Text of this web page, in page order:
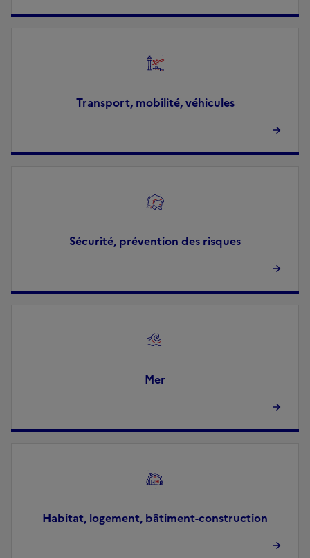
Transport, mobilité, véhicules
Image
Sécurité, prévention des risques
Image
Mer
Image
Habitat, logement, bâtiment-construction
Image